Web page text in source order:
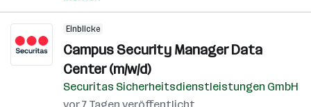
Einblicke
Campus Security Manager Data
Center (m/w/d)
Securitas Sicherheitsdienstleistungen GmbH